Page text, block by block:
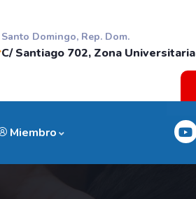
Santo Domingo, Rep. Dom.
C/ Santiago 702, Zona Universitaria
Miembro